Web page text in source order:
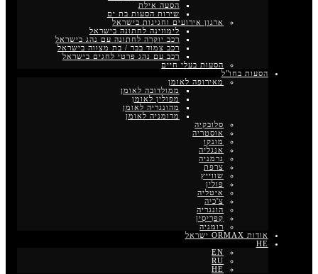
הסעה אילת
שירות הסעות בת ים
ארגון אירועים וחגיגות בישראל
לימוזינה לחתונה בישראל
רכב יוקרה לחתונה עם נהג בישראל
רכב צמוד בבר / בת מצווה בישראל
רכב עם נהג פרטי לחגים בישראל
הסעות בעלי חיים
הסעות בחו"ל
מאירופה לאומן
ממולדובה לאומן
מפולין לאומן
מהונגריה לאומן
מרומניה לאומן
סלובקיה
אוסטריה
מונקו
אנגליה
גרמניה
צרפת
שווייץ
פולין
איטליה
צ'כיה
הונגריה
קַפרִיסִין
רומניה
אודות ORMAX ישראל
HE
EN
RU
HE